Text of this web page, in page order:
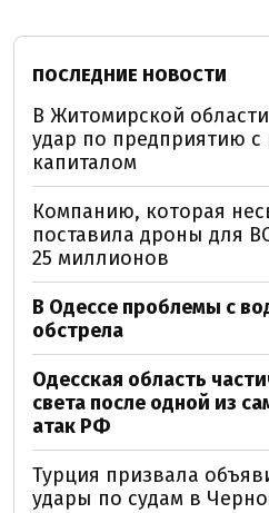
ПОСЛЕДНИЕ НОВОСТИ
В Житомирской
удар по предприятию с
капиталом
Компанию, которая
поставила дроны для
25 миллионов
В Одессе проблемы с
обстрела
Одесская область
света после одной из
атак РФ
Турция призвала
удары по судам в